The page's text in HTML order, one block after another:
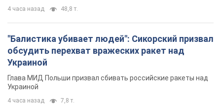
4 часа назад 48,8 т.
"Балистика убивает людей": Сикорский призвал
обсудить перехват вражеских ракет над
Украиной
Глава МИД Польши призвал сбивать российские ракеты над
Украиной
4 часа назад 7,8 т.